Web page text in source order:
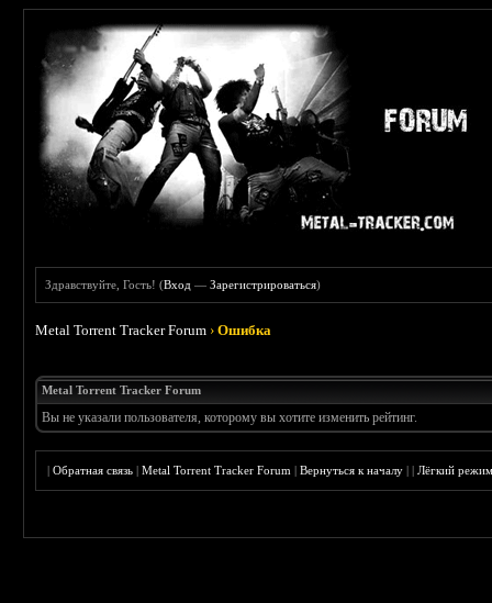
Здравствуйте, Гость! (Вход —Зарегистрироваться)
Metal Torrent Tracker Forum ›Ошибка
Metal Torrent Tracker Forum
Вы не указали пользователя, которому вы хотите изменить рейтинг.
|Обратная связь |Metal Torrent Tracker Forum |Вернуться к началу ||Лёгкий